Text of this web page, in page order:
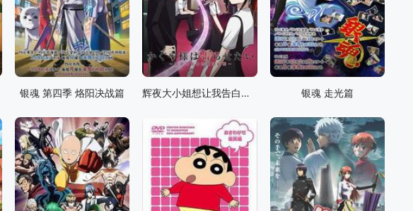
银魂 第四季 烙阳决战篇 辉夜大小姐想让我告白：天才们的恋爱头脑战 银魂 走光篇